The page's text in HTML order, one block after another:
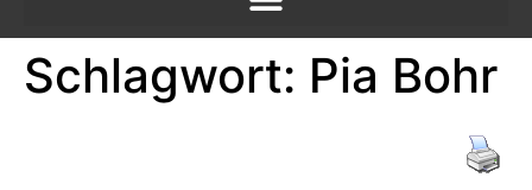
Schlagwort: Pia Bohr